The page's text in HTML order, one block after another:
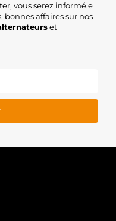
vous serez informé.e
bonnes affaires sur nos
et